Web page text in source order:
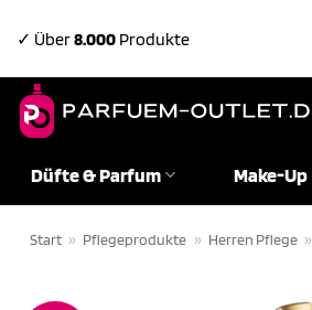
Inhalt
springen
✓ Über8.000 Produkte
Düfte & Parfum Make-Up
Start » Pflegeprodukte » Herren Pflege »